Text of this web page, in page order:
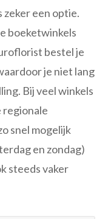
zeker een optie.
boeketwinkels
bestel je
je niet lang
Bij veel winkels
regionale
snel mogelijk
en zondag)
steeds vaker